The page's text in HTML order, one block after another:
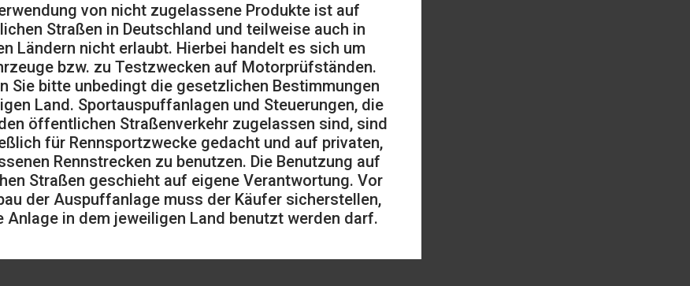
von nicht zugelassene Produkte ist auf
Straßen in Deutschland und teilweise auch in
Ländern nicht erlaubt. Hierbei handelt es sich um
bzw. zu Testzwecken auf Motorprüfständen.
Sie bitte unbedingt die gesetzlichen Bestimmungen
Land. Sportauspuffanlagen und Steuerungen, die
öffentlichen Straßenverkehr zugelassen sind, sind
für Rennsportzwecke gedacht und auf privaten,
Rennstrecken zu benutzen. Die Benutzung auf
Straßen geschieht auf eigene Verantwortung. Vor
der Auspuffanlage muss der Käufer sicherstellen,
Anlage in dem jeweiligen Land benutzt werden darf.